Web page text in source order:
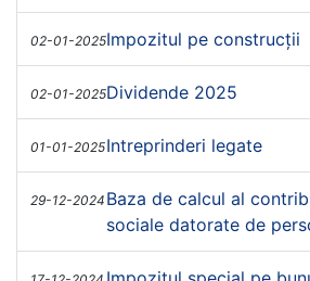
02-01-2025Impozitul pe construcții
02-01-2025Dividende 2025
01-01-2025Intreprinderi legate
29-12-2024 Baza de calcul al
sociale datorate de